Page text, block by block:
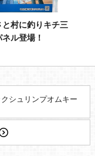
と村に釣りキチ三
ル登場！
シュリンプオムキー